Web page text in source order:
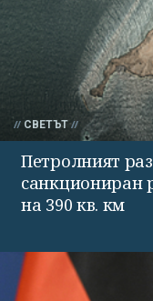
СВЕТЪТ
Петролният
санкциониран
на 390 кв. км